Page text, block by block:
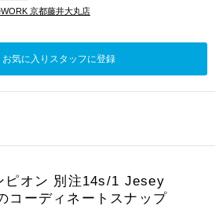
京都藤井大丸店
お気に入りスタッフに登録
ピオン 別注14s/1 Jesey
コーディネートスナップ